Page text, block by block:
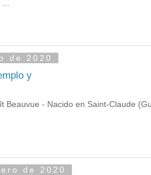
...
de 2020
y
Beauvue - Nacido en Saint-Claude
de 2020